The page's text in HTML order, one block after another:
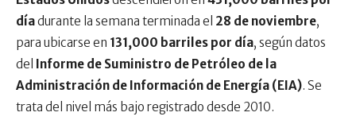
díadurante la semana terminada el 28 de noviembre,
para ubicarse en 131,000 barriles por día, según datos
del Informe de Suministro de Petróleo de la
Administración de Información de Energía (EIA). Se
trata del nivel más bajo registrado desde 2010.